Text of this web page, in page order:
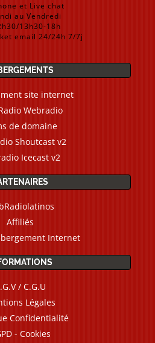
et Live chat
au Vendredi
13h30-18h
email 24/24h 7/7j
site internet
Webradio
de domaine
Shoutcast v2
Icecast v2
Affiliés
Internet
/ C.G.U
Légales
Confidentialité
- Cookies